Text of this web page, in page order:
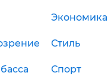
Экономика
Стиль
Спорт